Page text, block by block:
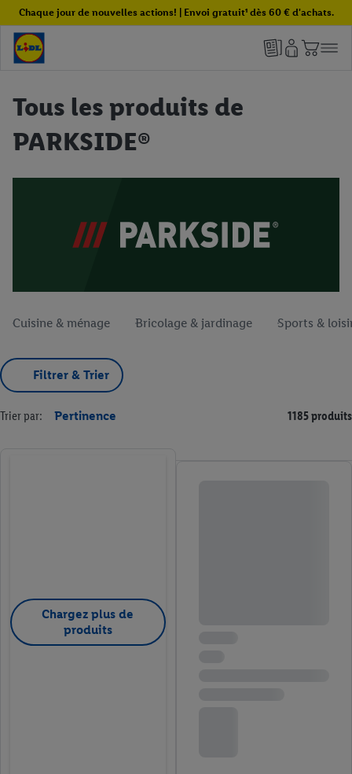
Chaque jour de nouvelles actions! | Envoi gratuit¹ dès 60 € d'achats.
Tous les produits de
PARKSIDE®
Cuisine & ménage Bricolage & jardinage Sports &
Filtrer & Trier
Trier par: Pertinence 1185 produits
Chargez plus de
produits